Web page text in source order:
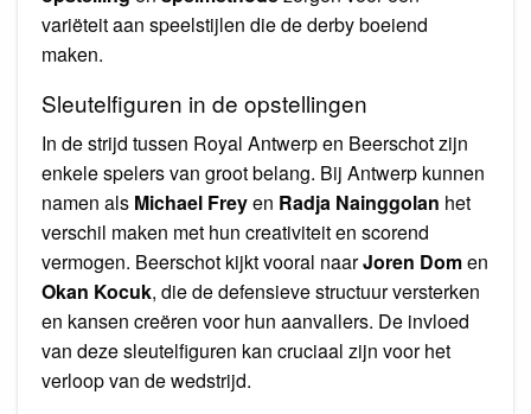
variëteit aan speelstijlen die de derby boeiend
maken.
Sleutelfiguren in de opstellingen
In de strijd tussen Royal Antwerp en Beerschot zijn
enkele spelers van groot belang. Bij Antwerp kunnen
namen als Michael Freyen Radja Nainggolan het
verschil maken met hun creativiteit en scorend
vermogen. Beerschot kijkt vooral naarJoren Domen
Okan Kocuk, die de defensieve structuur versterken
en kansen creëren voor hun aanvallers. De invloed
van deze sleutelfiguren kan cruciaal zijn voor het
verloop van de wedstrijd.